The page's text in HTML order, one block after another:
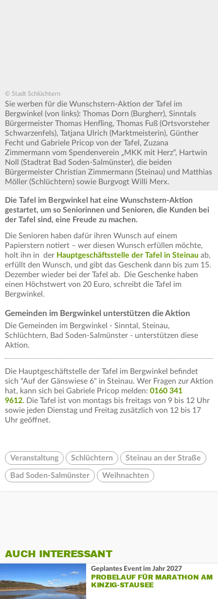
© Stadt Schlüchtern
Sie werben für die Wunschstern-Aktion der Tafel im
Bergwinkel (von links): Thomas Dorn (Burgherr), Sinntals
Bürgermeister Thomas Henfling, Thomas Fuß (Ortsvorsteher
Schwarzenfels), Tatjana Ulrich (Marktmeisterin), Günther
Fecht und Gabriele Pricop von der Tafel, Zuzana
Zimmermann vom Spendenverein „MKK mit Herz“, Hartwin
Noll (Stadtrat Bad Soden-Salmünster), die beiden
Bürgermeister Christian Zimmermann (Steinau) und Matthias
Möller (Schlüchtern) sowie Burgvogt Willi Merx.
Die Tafel im Bergwinkel hat eine Wunschstern-Aktion
gestartet, um so Seniorinnen und Senioren, die Kunden bei
der Tafel sind, eine Freude zu machen.
Die Senioren haben dafür ihren Wunsch auf einem
Papierstern notiert – wer diesen Wunsch erfüllen möchte,
holt ihn in der Hauptgeschäftsstelle der Tafel in Steinau ab,
erfüllt den Wunsch, und gibt das Geschenk dann bis zum 15.
Dezember wieder bei der Tafel ab. Die Geschenke haben
einen Höchstwert von 20 Euro, schreibt die Tafel im
Bergwinkel.
Gemeinden im Bergwinkel unterstützen die Aktion
Die Gemeinden im Bergwinkel - Sinntal, Steinau,
Schlüchtern, Bad Soden-Salmünster - unterstützen diese
Aktion.
Die Hauptgeschäftstelle der Tafel im Bergwinkel befindet
sich "Auf der Gänswiese 6" in Steinau. Wer Fragen zur Aktion
hat, kann sich bei Gabriele Pricop melden: 0160 341
9612. Die Tafel ist von montags bis freitags von 9 bis 12 Uhr
sowie jeden Dienstag und Freitag zusätzlich von 12 bis 17
Uhr geöffnet.
Veranstaltung Schlüchtern Steinau an der Straße
Bad Soden-Salmünster Weihnachten
AUCH INTERESSANT
Geplantes Event im Jahr 2027
PROBELAUF FÜR MARATHON AM
KINZIG-STAUSEE